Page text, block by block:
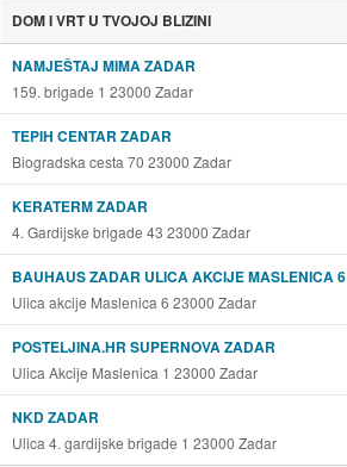
DOM I VRT U TVOJOJ BLIZINI
NAMJEŠTAJ MIMA ZADAR
159. brigade 1 23000 Zadar
TEPIH CENTAR ZADAR
Biogradska cesta 70 23000 Zadar
KERATERM ZADAR
4. Gardijske brigade 43 23000 Zadar
BAUHAUS ZADAR ULICA AKCIJE MASLENICA 6
Ulica akcije Maslenica 6 23000 Zadar
POSTELJINA.HR SUPERNOVA ZADAR
Ulica Akcije Maslenica 1 23000 Zadar
NKD ZADAR
Ulica 4. gardijske brigade 1 23000 Zadar